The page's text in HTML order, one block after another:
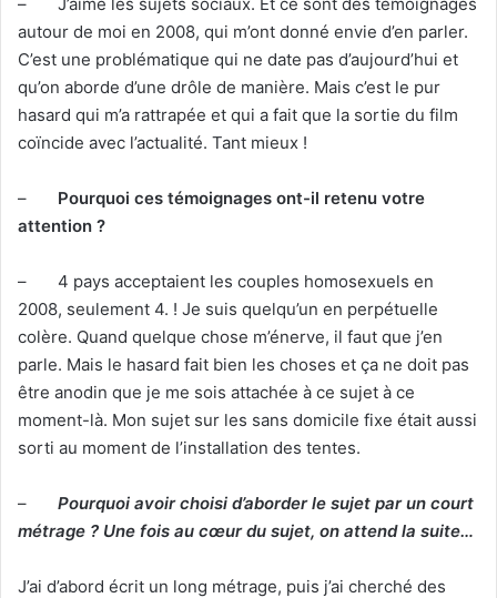
l
autour de moi en 2008, qui m’ont donné envie d’en parler.
C’est une problématique qui ne date pas d’aujourd’hui et
qu’on aborde d’une drôle de manière. Mais c’est le pur
hasard qui m’a rattrapée et qui a fait que la sortie du film
coïncide avec l’actualité. Tant mieux !
– Pourquoi ces témoignages ont-il retenu votre
attention ?
– 4 pays acceptaient les couples homosexuels en
2008, seulement 4. ! Je suis quelqu’un en perpétuelle
colère. Quand quelque chose m’énerve, il faut que j’en
parle. Mais le hasard fait bien les choses et ça ne doit pas
être anodin que je me sois attachée à ce sujet à ce
moment-là. Mon sujet sur les sans domicile fixe était aussi
sorti au moment de l’installation des tentes.
– Pourquoi avoir choisi d’aborder le sujet par un court
métrage ? Une fois au cœur du sujet, on attend la suite…
J’ai d’abord écrit un long métrage, puis j’ai cherché des